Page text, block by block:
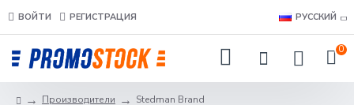
ВОЙТИ РЕГИСТРАЦИЯ РУССКИЙ
0
Производители Stedman Brand